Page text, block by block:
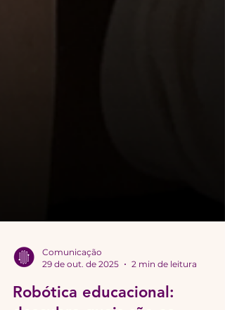
Comunicação
29 de out. de 2025
2 min de leitura